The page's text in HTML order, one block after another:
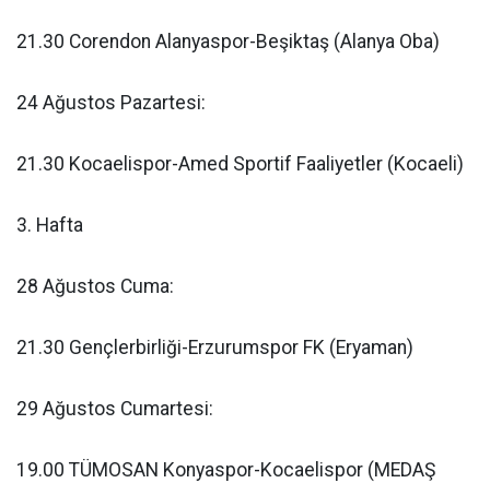
21.30 Corendon Alanyaspor-Beşiktaş (Alanya Oba)
24 Ağustos Pazartesi:
21.30 Kocaelispor-Amed Sportif Faaliyetler (Kocaeli)
3. Hafta
28 Ağustos Cuma:
21.30 Gençlerbirliği-Erzurumspor FK (Eryaman)
29 Ağustos Cumartesi:
19.00 TÜMOSAN Konyaspor-Kocaelispor (MEDAŞ